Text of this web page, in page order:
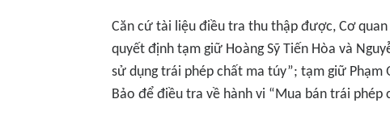
Căn cứ tài liệu điều tra thu thập được, Cơ
quyết định tạm giữ Hoàng Sỹ Tiến Hòa và
sử dụng trái phép chất ma túy”; tạm giữ Phạm
Bảo để điều tra về hành vi “Mua bán trái phép